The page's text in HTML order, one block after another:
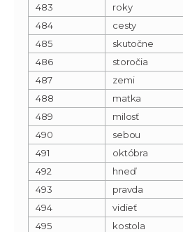
483
roky
484
cesty
485
skutočne
486
storočia
487
zemi
488
matka
489
milosť
490
sebou
491
októbra
492
hneď
493
pravda
494
vidieť
495
kostola